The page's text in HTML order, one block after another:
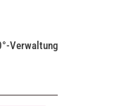
Verwaltung